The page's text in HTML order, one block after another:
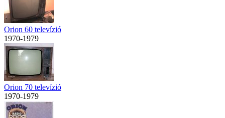
Orion 60 televízió
1970-1979
Orion 70 televízió
1970-1979